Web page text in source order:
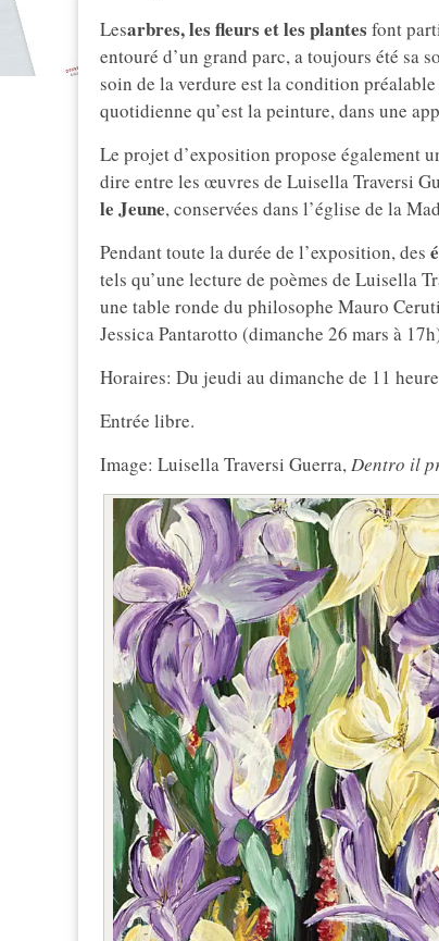
Lesarbres, les fleurs et les plantes font
entouré d’un grand parc, a toujours été sa
soin de la verdure est la condition
quotidienne qu’est la peinture, dans une
Le projet d’exposition propose également
dire entre les œuvres de Luisella Traversi
le Jeune, conservées dans l’église de la
Pendant toute la durée de l’exposition, des
tels qu’une lecture de poèmes de Luisella
une table ronde du philosophe Mauro
Jessica Pantarotto (dimanche 26 mars à
Horaires: Du jeudi au dimanche de 11
Entrée libre.
Image: Luisella Traversi Guerra,Dentro il